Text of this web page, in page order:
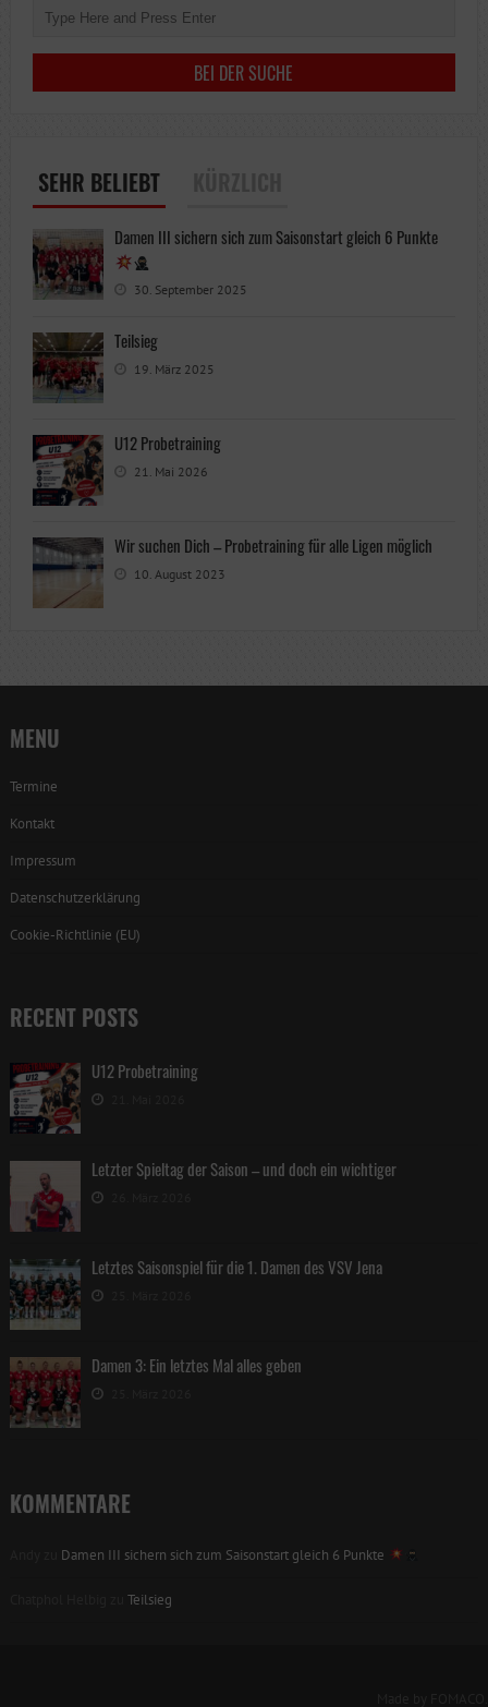
SEHR BELIEBT
Damen III sichern sich zum Saisonstart gleich 6 Punkte
30. September 2025
Teilsieg
19. März 2025
U12 Probetraining
21. Mai 2026
Wir suchen Dich – Probetraining für alle Ligen möglich
10. August 2023
MENU
Termine
Kontakt
Impressum
Datenschutzerklärung
Cookie-Richtlinie (EU)
RECENT POSTS
U12 Probetraining
Letzter Spieltag der Saison – und doch ein wichtiger
Letztes Saisonspiel für die 1. Damen des VSV Jena
Damen 3: Ein letztes Mal alles geben
KOMMENTARE
Damen III sichern sich zum Saisonstart gleich 6 Punkte
Teilsieg